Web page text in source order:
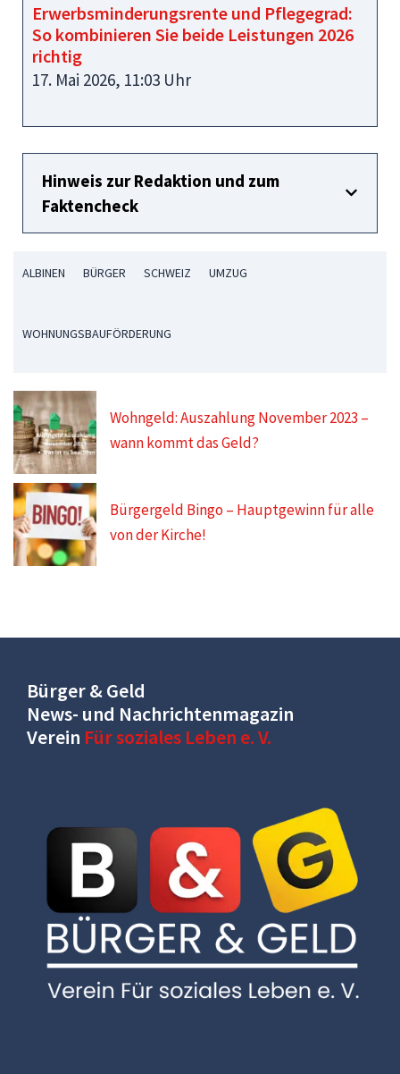
Erwerbsminderungsrente und Pflegegrad:
So kombinieren Sie beide Leistungen 2026
richtig
17. Mai 2026, 11:03 Uhr
Hinweis zur Redaktion und zum
Faktencheck
ALBINEN BÜRGER SCHWEIZ UMZUG
WOHNUNGSBAUFÖRDERUNG
Wohngeld: Auszahlung November 2023 –
wann kommt das Geld?
Bürgergeld Bingo – Hauptgewinn für alle
von der Kirche!
Bürger & Geld
News- und Nachrichtenmagazin
Verein Für soziales Leben e. V.